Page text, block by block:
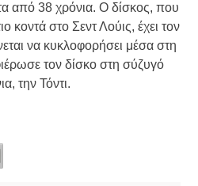
από 38 χρόνια. Ο δίσκος, που
κοντά στο Σεντ Λούις, έχει τον
να κυκλοφορήσει μέσα στη
τον δίσκο στη σύζυγό
την Τόντι.